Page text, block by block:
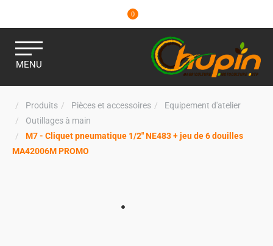
0
MENU
Produits Pièces et accessoires
Equipement d'atelier
Outillages à main
M7 - Cliquet pneumatique 1/2" NE483 + jeu de 6 douilles
MA42006M PROMO